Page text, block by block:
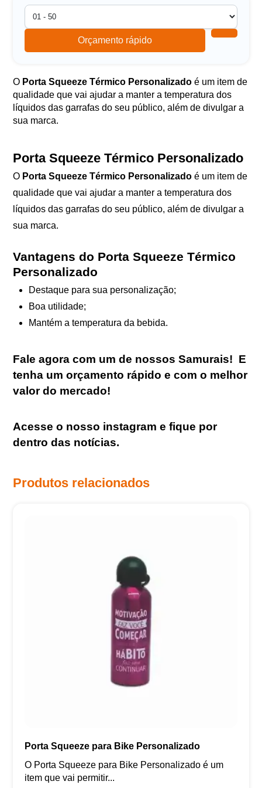
Orçamento rápido
O Porta Squeeze Térmico Personalizado é um item de
qualidade que vai ajudar a manter a temperatura dos
líquidos das garrafas do seu público, além de divulgar a
sua marca.
Porta Squeeze Térmico Personalizado
O Porta Squeeze Térmico Personalizado é um item de
qualidade que vai ajudar a manter a temperatura dos
líquidos das garrafas do seu público, além de divulgar a
sua marca.
Vantagens do Porta Squeeze Térmico
Personalizado
Destaque para sua personalização;
Boa utilidade;
Mantém a temperatura da bebida.
Fale agora com um de nossos Samurais! E
tenha um orçamento rápido e com o melhor
valor do mercado!
Acesse o nosso instagram e fique por
dentro das notícias.
Produtos relacionados
Porta Squeeze para Bike Personalizado
O Porta Squeeze para Bike Personalizado é um
item que vai permitir...